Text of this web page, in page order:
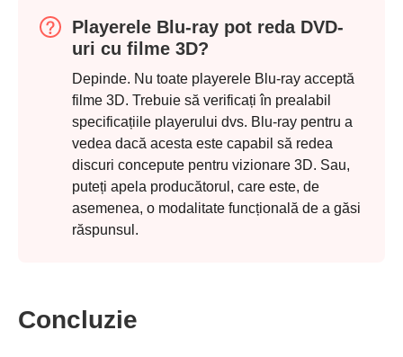
Playerele Blu-ray pot reda DVD-
uri cu filme 3D?
Depinde. Nu toate playerele Blu-ray acceptă
filme 3D. Trebuie să verificați în prealabil
specificațiile playerului dvs. Blu-ray pentru a
vedea dacă acesta este capabil să redea
discuri concepute pentru vizionare 3D. Sau,
puteți apela producătorul, care este, de
asemenea, o modalitate funcțională de a găsi
răspunsul.
Concluzie